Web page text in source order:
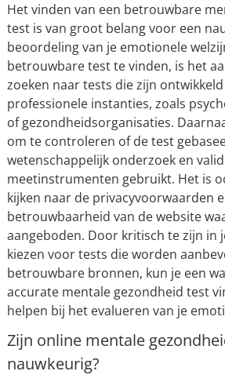
Het vinden van een betrouwbare
test is van groot belang voor een
beoordeling van je emotionele
betrouwbare test te vinden, is het
zoeken naar tests die zijn
professionele instanties, zoals
of gezondheidsorganisaties.
om te controleren of de test
wetenschappelijk onderzoek en
meetinstrumenten gebruikt. Het is
kijken naar de privacyvoorwaarden
betrouwbaarheid van de website
aangeboden. Door kritisch te zijn in
kiezen voor tests die worden
betrouwbare bronnen, kun je een
accurate mentale gezondheid test
helpen bij het evalueren van je
Zijn online mentale
nauwkeurig?